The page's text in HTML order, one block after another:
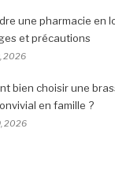
une pharmacie en
et précautions
2026
bien choisir une
en famille ?
2026